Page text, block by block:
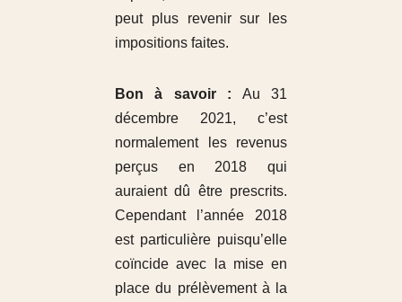
peut plus revenir sur les
impositions faites.
Bon à savoir : Au 31
décembre 2021, c’est
normalement les revenus
perçus en 2018 qui
auraient dû être prescrits.
Cependant l’année 2018
est particulière puisqu’elle
coïncide avec la mise en
place du prélèvement à la